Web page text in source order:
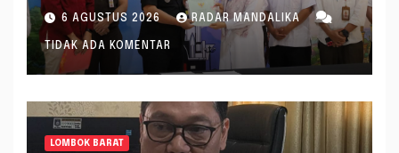
Pecatu Bagek Polak Siap
Disewakan
6 AGUSTUS 2026 RADAR MANDALIKA
TIDAK ADA KOMENTAR
LOMBOK BARAT